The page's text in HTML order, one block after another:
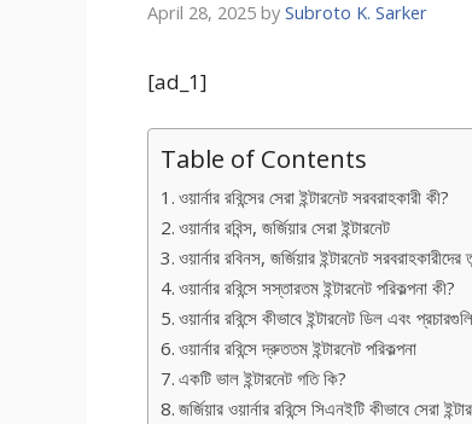
April 28, 2025 by Subroto K. Sarker
[ad_1]
Table of Contents
ওয়ার্নার রবিন্সের সেরা ইন্টারনেট সরবরাহকারী কী?
ওয়ার্নার রবিন্স, জর্জিয়ার সেরা ইন্টারনেট
ওয়ার্নার রবিনস, জর্জিয়ার ইন্টারনেট সরবরাহকারীদের
ওয়ার্নার রবিন্সে সস্তারতম ইন্টারনেট পরিকল্পনা কী?
ওয়ার্নার রবিন্সে কীভাবে ইন্টারনেট ডিল এবং
ওয়ার্নার রবিন্সে দ্রুততম ইন্টারনেট পরিকল্পনা
একটি ভাল ইন্টারনেট গতি কি?
জর্জিয়ার ওয়ার্নার রবিন্সে সিএনইটি কীভাবে সেরা